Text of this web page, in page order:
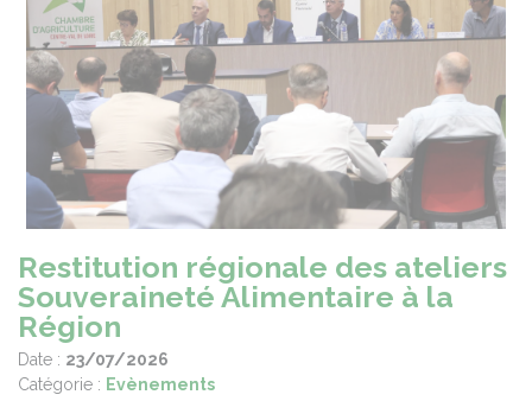
Restitution régionale des ateliers
Souveraineté Alimentaire à la
Région
Date : 23/07/2026
Catégorie : Evènements